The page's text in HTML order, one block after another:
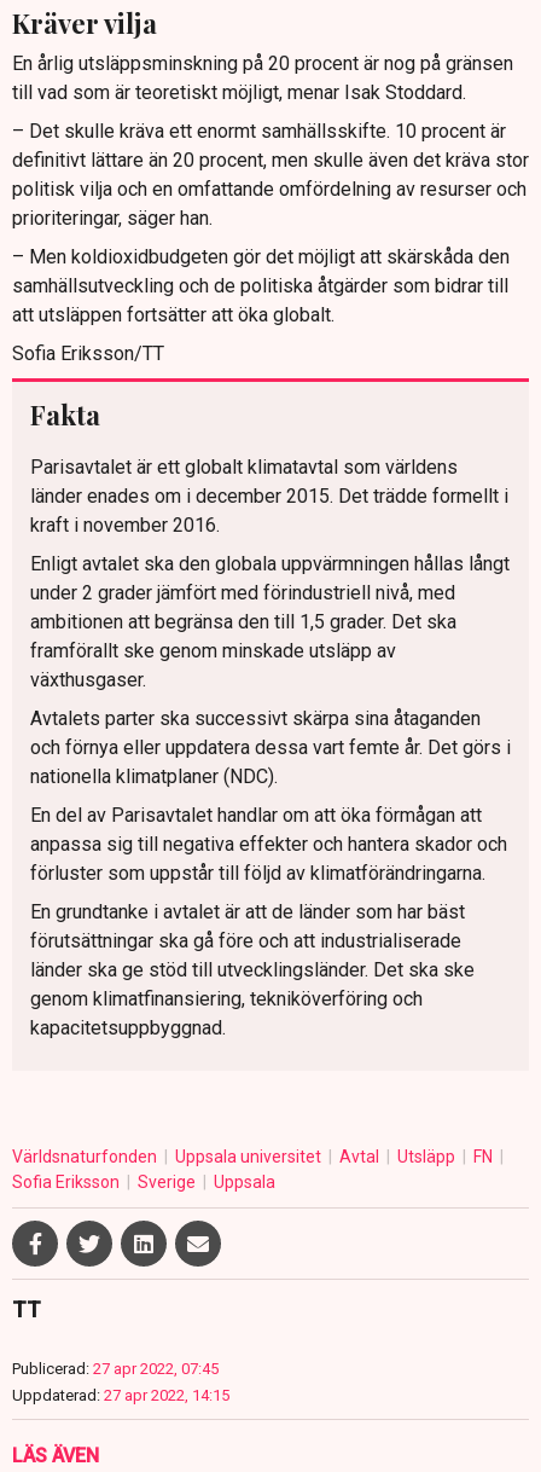
Kräver vilja
En årlig utsläppsminskning på 20 procent är nog på gränsen
till vad som är teoretiskt möjligt, menar Isak Stoddard.
– Det skulle kräva ett enormt samhällsskifte. 10 procent är
definitivt lättare än 20 procent, men skulle även det kräva stor
politisk vilja och en omfattande omfördelning av resurser och
prioriteringar, säger han.
– Men koldioxidbudgeten gör det möjligt att skärskåda den
samhällsutveckling och de politiska åtgärder som bidrar till
att utsläppen fortsätter att öka globalt.
Sofia Eriksson/TT
Fakta
Parisavtalet är ett globalt klimatavtal som världens
länder enades om i december 2015. Det trädde formellt i
kraft i november 2016.
Enligt avtalet ska den globala uppvärmningen hållas långt
under 2 grader jämfört med förindustriell nivå, med
ambitionen att begränsa den till 1,5 grader. Det ska
framförallt ske genom minskade utsläpp av
växthusgaser.
Avtalets parter ska successivt skärpa sina åtaganden
och förnya eller uppdatera dessa vart femte år. Det görs i
nationella klimatplaner (NDC).
En del av Parisavtalet handlar om att öka förmågan att
anpassa sig till negativa effekter och hantera skador och
förluster som uppstår till följd av klimatförändringarna.
En grundtanke i avtalet är att de länder som har bäst
förutsättningar ska gå före och att industrialiserade
länder ska ge stöd till utvecklingsländer. Det ska ske
genom klimatfinansiering, tekniköverföring och
kapacitetsuppbyggnad.
Världsnaturfonden Uppsala universitet Avtal Utsläpp
FN
Sofia Eriksson
Sverige Uppsala
TT
Publicerad: 27 apr 2022, 07:45
Uppdaterad: 27 apr 2022, 14:15
LÄS ÄVEN